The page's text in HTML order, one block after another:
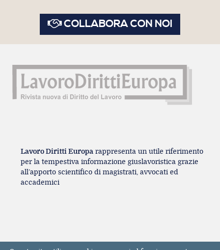
COLLABORA CON NOI
Lavoro Diritti Europa rappresenta un utile riferimento
per la tempestiva informazione giuslavoristica grazie
all’apporto scientifico di magistrati, avvocati ed
accademici